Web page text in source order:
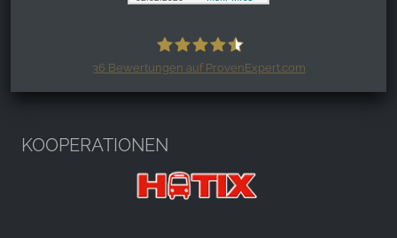
36 Bewertungen auf ProvenExpert.com
KOOPERATIONEN